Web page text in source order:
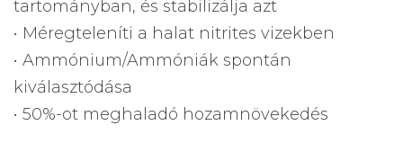
tartományban, és stabilizálja azt
• Méregteleníti a halat nitrites vizekben
• Ammónium/Ammóniák spontán
kiválasztódása
• 50%-ot meghaladó hozamnövekedés